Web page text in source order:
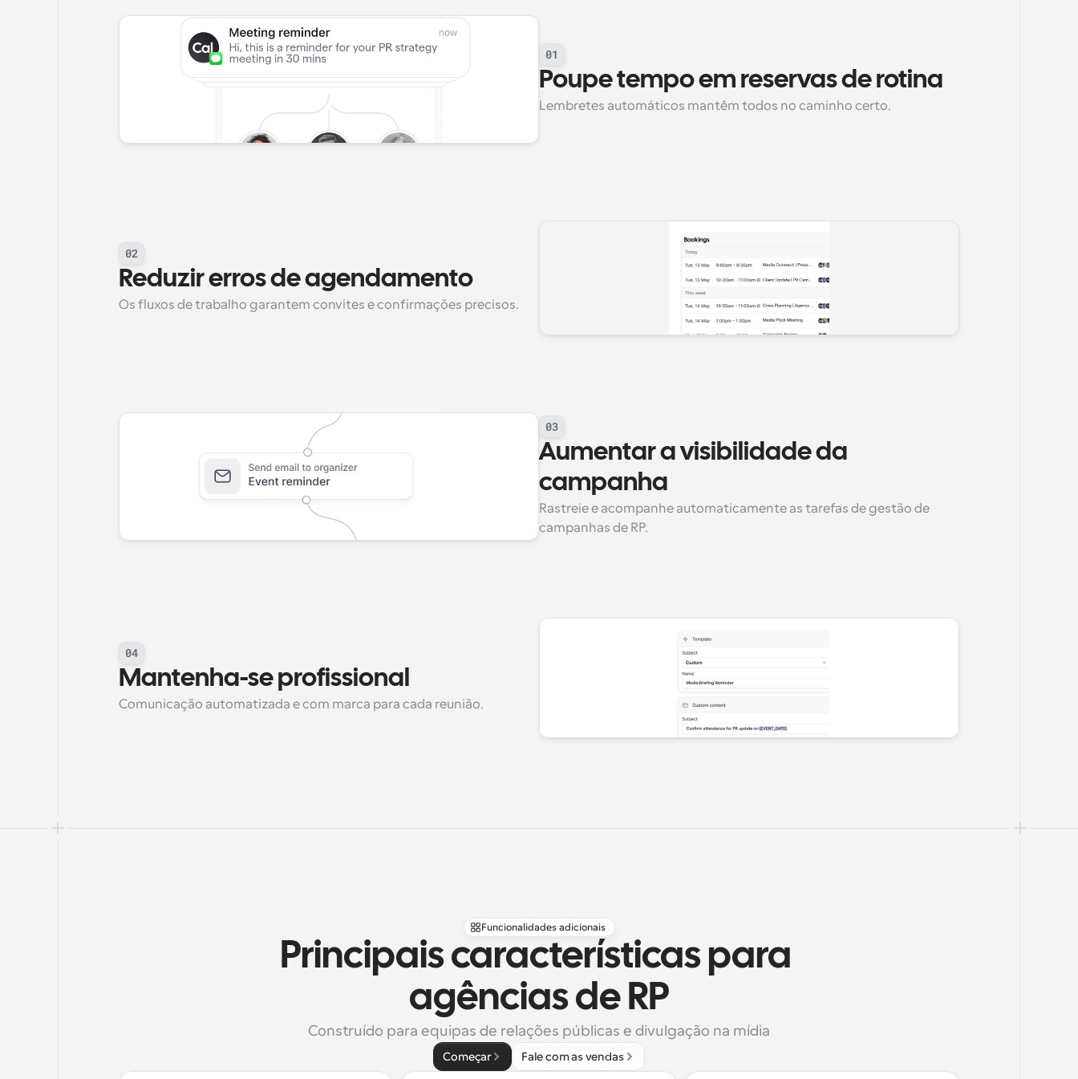
01
Poupe tempo em reservas de rotina
Lembretes automáticos mantêm todos no caminho certo.
02
Reduzir erros de agendamento
Os fluxos de trabalho garantem convites e confirmações precisos.
03
Aumentar a visibilidade da
campanha
Rastreie e acompanhe automaticamente as tarefas de gestão de
campanhas de RP.
04
Mantenha-se profissional
Comunicação automatizada e com marca para cada reunião.
Funcionalidades adicionais
Principais características para
agências de RP
Construído para equipas de relações públicas e divulgação na mídia
Começar Fale com as vendas